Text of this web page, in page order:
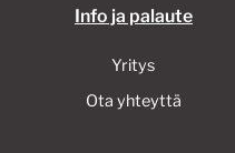
Info ja palaute
Yritys
Ota yhteyttä